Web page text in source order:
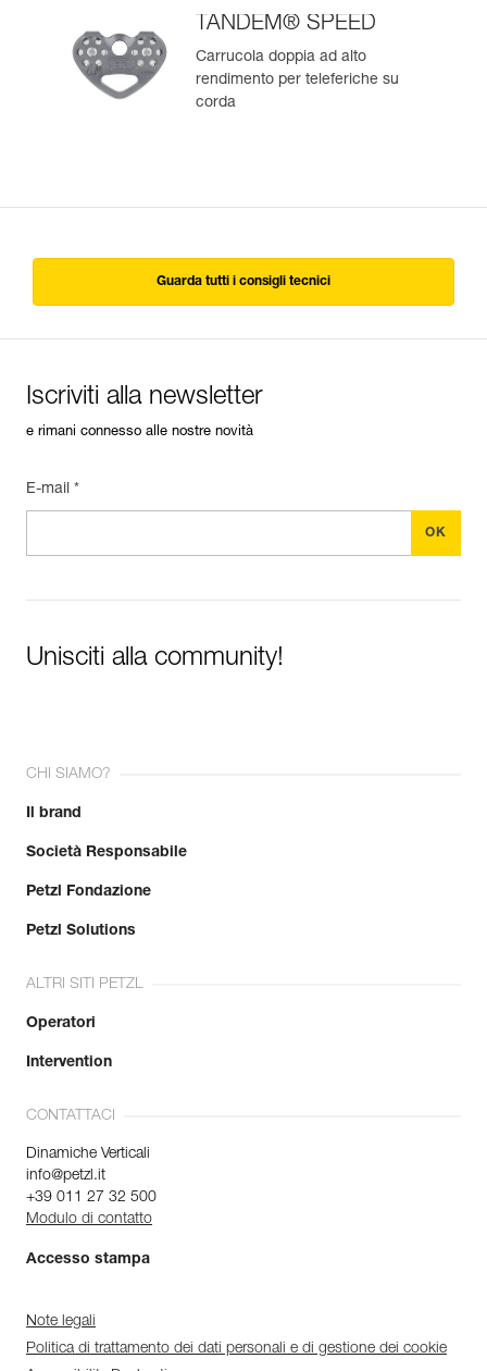
TANDEM® SPEED
Carrucola doppia ad alto
rendimento per teleferiche su
corda
Guarda tutti i consigli tecnici
Iscriviti alla newsletter
e rimani connesso alle nostre novità
E-mail *
Unisciti alla community!
CHI SIAMO?
Il brand
Società Responsabile
Petzl Fondazione
Petzl Solutions
ALTRI SITI PETZL
Operatori
Intervention
CONTATTACI
Dinamiche Verticali
info@petzl.it
+39 011 27 32 500
Modulo di contatto
Accesso stampa
Note legali
Politica di trattamento dei dati personali e di gestione dei cookie